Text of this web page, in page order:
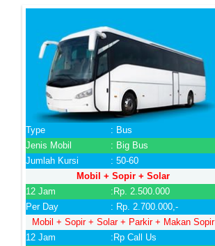
Type
: Bus
Jenis Mobil
: Big Bus
Jumlah Kursi
: 50-60
Mobil + Sopir + Solar
12 Jam
:Rp. 2.500.000
Per Day
: Rp. 2.700.000,-
Mobil + Sopir + Solar + Parkir + Makan Sopir
12 Jam
:Rp Call Us